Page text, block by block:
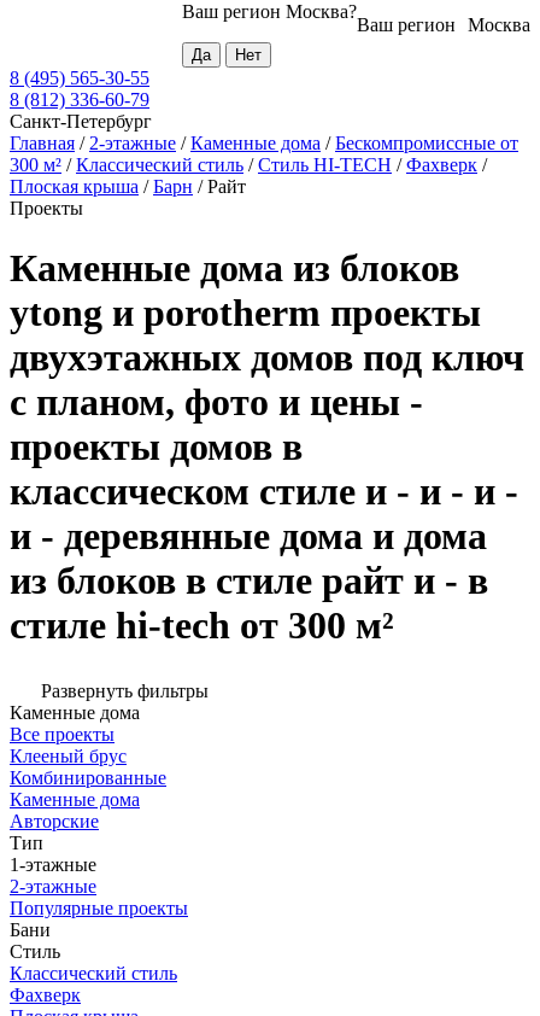
Москва
Ваш регион
Ваш регион Москва?
8 (495) 565-30-55
8 (812) 336-60-79
Санкт-Петербург
Главная / 2-этажные /Каменные дома /Бескомпромиссные от
300 м² /Классический стиль /Стиль HI-TECH /Фахверк /
Плоская крыша /Барн /Райт
Проекты
Каменные дома из блоков
ytong и porotherm проекты
двухэтажных домов под ключ
с планом, фото и цены -
проекты домов в
классическом стиле и - и - и -
и - деревянные дома и дома
из блоков в стиле райт и - в
стиле hi-tech от 300 м²
Развернуть фильтры
Каменные дома
Все проекты
Клееный брус
Комбинированные
Каменные дома
Авторские
Тип
1-этажные
2-этажные
Популярные проекты
Бани
Стиль
Классический стиль
Фахверк